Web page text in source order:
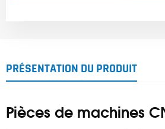
PRÉSENTATION DU PRODUIT
Pièces de machines